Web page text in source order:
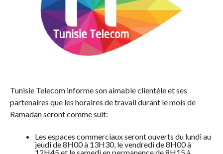
Tunisie Telecom informe son aimable clientèle et ses
partenaires que les horaires de travail durant le mois de
Ramadan seront comme suit:
Les espaces commerciaux seront ouverts du lundi au
jeudi de 8H00 à 13H30, le vendredi de 8H00 à